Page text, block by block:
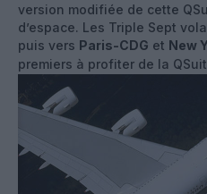
version modifiée de cette
d’espace. Les Triple Sept
puis vers Paris-CDG et New
premiers à profiter de la